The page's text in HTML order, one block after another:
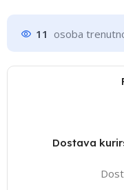
11 osoba
Dostava